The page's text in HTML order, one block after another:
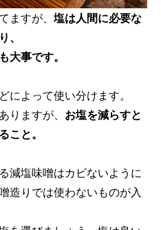
ますが、 塩は人間に必要な
、
大事です。
によって使い分けます。
りますが、 お塩を減らすと
こと。
減塩味噌はカビないように
造りでは使わないものが入